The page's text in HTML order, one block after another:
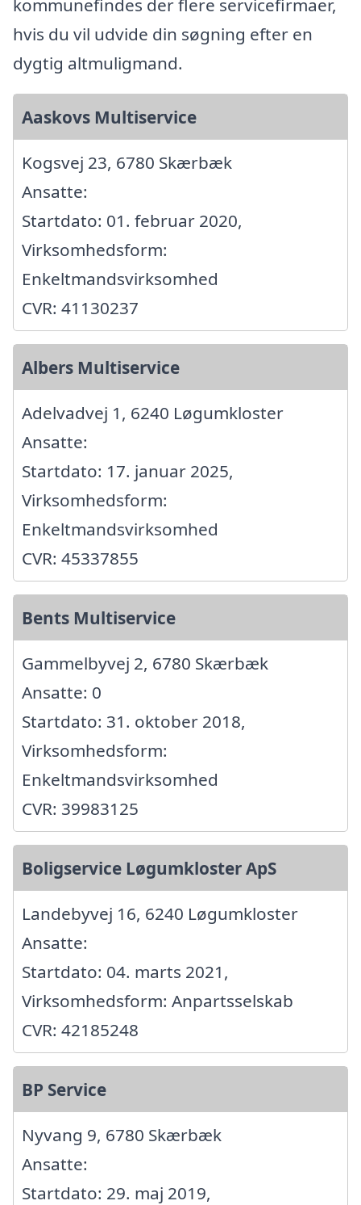
kommunefindes der flere servicefirmaer,
hvis du vil udvide din søgning efter en
dygtig altmuligmand.
Aaskovs Multiservice
Kogsvej 23, 6780 Skærbæk
Ansatte:
Startdato: 01. februar 2020,
Virksomhedsform:
Enkeltmandsvirksomhed
CVR: 41130237
Albers Multiservice
Adelvadvej 1, 6240 Løgumkloster
Ansatte:
Startdato: 17. januar 2025,
Virksomhedsform:
Enkeltmandsvirksomhed
CVR: 45337855
Bents Multiservice
Gammelbyvej 2, 6780 Skærbæk
Ansatte: 0
Startdato: 31. oktober 2018,
Virksomhedsform:
Enkeltmandsvirksomhed
CVR: 39983125
Boligservice Løgumkloster ApS
Landebyvej 16, 6240 Løgumkloster
Ansatte:
Startdato: 04. marts 2021,
Virksomhedsform: Anpartsselskab
CVR: 42185248
BP Service
Nyvang 9, 6780 Skærbæk
Ansatte:
Startdato: 29. maj 2019,